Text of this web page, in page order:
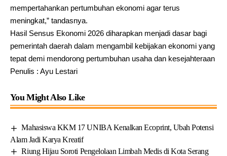
mempertahankan pertumbuhan ekonomi agar terus
meningkat,” tandasnya.
Hasil Sensus Ekonomi 2026 diharapkan menjadi dasar bagi
pemerintah daerah dalam mengambil kebijakan ekonomi yang
tepat demi mendorong pertumbuhan usaha dan kesejahteraan
Penulis : Ayu Lestari
You Might Also Like
Mahasiswa KKM 17 UNIBA Kenalkan Ecoprint, Ubah Potensi
Alam Jadi Karya Kreatif
Riung Hijau Soroti Pengelolaan Limbah Medis di Kota Serang